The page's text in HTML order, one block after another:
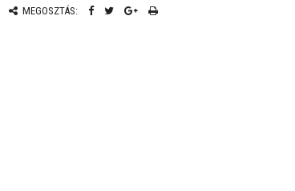
MEGOSZTÁS: